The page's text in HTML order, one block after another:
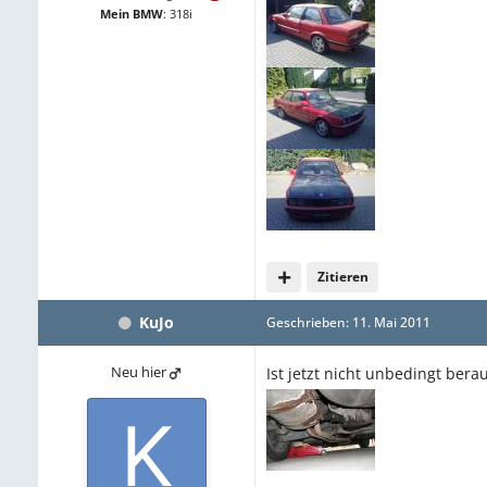
Mein BMW: 318i
Zitieren
KuJo
Neu hier
Geschrieben: 11. Mai 2011
Ist jetzt nicht unbedingt